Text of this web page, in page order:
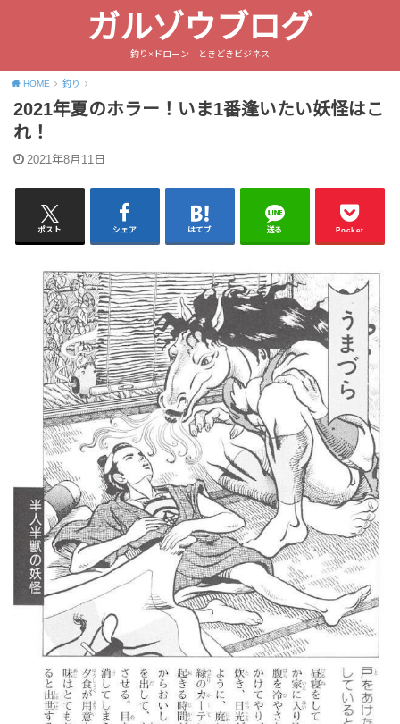
ガルゾウブログ
釣り×ドローン ときどきビジネス
HOME 釣り
2021年夏のホラー！いま1番逢いたい妖怪はこ
れ！
2021年8月11日
ポスト シェア はてブ 送る Pocket